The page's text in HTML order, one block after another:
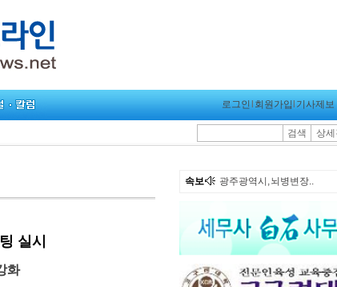
로그인 회원가입 기사제보
검색 상세
속보 광주광역시, 뇌병변장..